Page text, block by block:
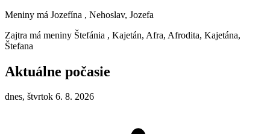
Meniny má Jozefína , Nehoslav, Jozefa
Zajtra má meniny Štefánia , Kajetán, Afra, Afrodita, Kajetána,
Štefana
Aktuálne počasie
dnes, štvrtok 6. 8. 2026